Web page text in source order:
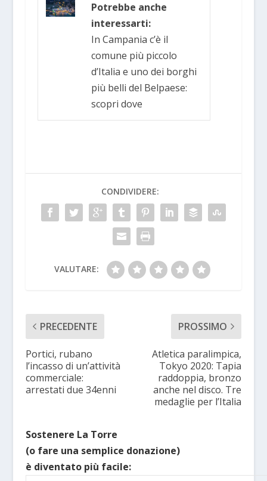
Potrebbe anche
interessarti:
In Campania c’è il
comune più piccolo
d’Italia e uno dei borghi
più belli del Belpaese:
scopri dove
CONDIVIDERE:
VALUTARE:
PRECEDENTE
Portici, rubano
l’incasso di un’attività
commerciale:
arrestati due 34enni
PROSSIMO
Atletica paralimpica,
Tokyo 2020: Tapia
raddoppia, bronzo
anche nel disco. Tre
medaglie per l’Italia
Sostenere La Torre
(o fare una semplice donazione)
è diventato più facile: